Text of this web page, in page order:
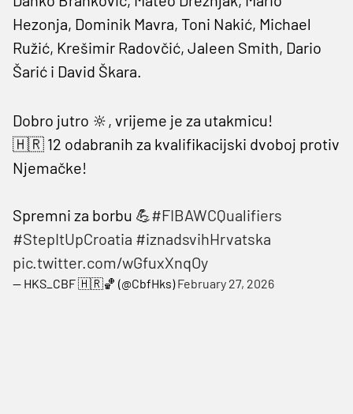
Hezonja, Dominik Mavra, Toni Nakić, Michael
Ružić, Krešimir Radovčić, Jaleen Smith, Dario
Šarić i David Škara.
Dobro jutro 🔆, vrijeme je za utakmicu!
🇭🇷 12 odabranih za kvalifikacijski dvoboj protiv
Njemačke!
Spremni za borbu 💪#FIBAWCQualifiers
#StepItUpCroatia #iznadsvihHrvatska
pic.twitter.com/wGfuxXnqOy
— HKS_CBF 🇭🇷🏀 (@CbfHks)February 27, 2026